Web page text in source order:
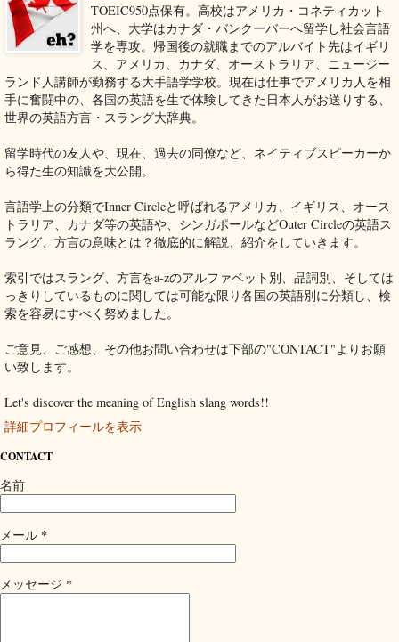
TOEIC950点保有。高校はアメリカ・コネティカット
州へ、大学はカナダ・バンクーバーへ留学し社会言語
学を専攻。帰国後の就職までのアルバイト先はイギリ
ス、アメリカ、カナダ、オーストラリア、ニュージー
ランド人講師が勤務する大手語学学校。現在は仕事でアメリカ人を相
手に奮闘中の、各国の英語を生で体験してきた日本人がお送りする、
世界の英語方言・スラング大辞典。
留学時代の友人や、現在、過去の同僚など、ネイティブスピーカーか
ら得た生の知識を大公開。
言語学上の分類でInner Circleと呼ばれるアメリカ、イギリス、オース
トラリア、カナダ等の英語や、シンガポールなどOuter Circleの英語ス
ラング、方言の意味とは？徹底的に解説、紹介をしていきます。
索引ではスラング、方言をa-zのアルファベット別、品詞別、そしては
っきりしているものに関しては可能な限り各国の英語別に分類し、検
索を容易にすべく努めました。
ご意見、ご感想、その他お問い合わせは下部の"CONTACT"よりお願
い致します。
Let's discover the meaning of English slang words!!
詳細プロフィールを表示
CONTACT
名前
メール *
メッセージ *